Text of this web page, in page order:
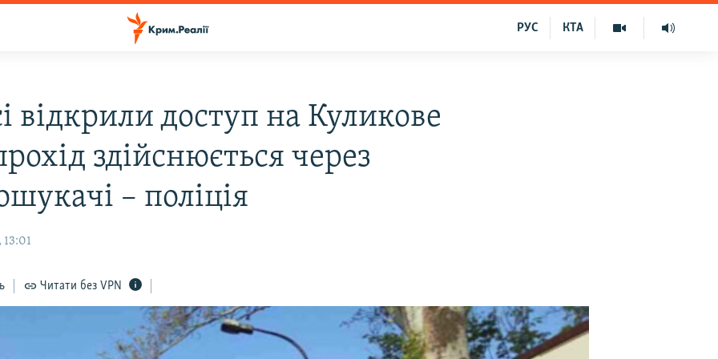
КТА
РУС
відкрили доступ на Куликове
здійснюється через
– поліція
13:01
Читати без VPN